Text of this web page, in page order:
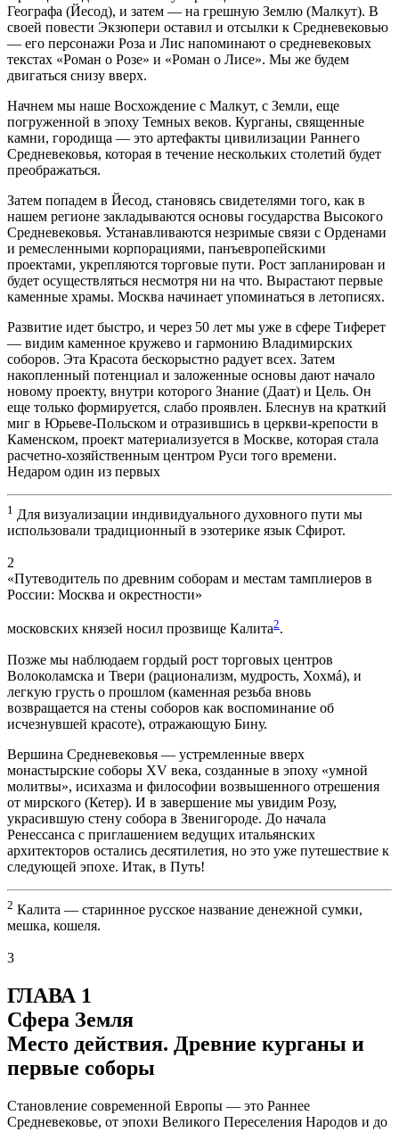
Географа (Йесод), и затем — на грешную Землю (Малкут). В
своей повести Экзюпери оставил и отсылки к Средневековью
— его персонажи Роза и Лис напоминают о средневековых
текстах «Роман о Розе» и «Роман о Лисе». Мы же будем
двигаться снизу вверх.
Начнем мы наше Восхождение с Малкут, с Земли, еще
погруженной в эпоху Темных веков. Курганы, священные
камни, городища — это артефакты цивилизации Раннего
Средневековья, которая в течение нескольких столетий будет
преображаться.
Затем попадем в Йесод, становясь свидетелями того, как в
нашем регионе закладываются основы государства Высокого
Средневековья. Устанавливаются незримые связи с Орденами
и ремесленными корпорациями, панъевропейскими
проектами, укрепляются торговые пути. Рост запланирован и
будет осуществляться несмотря ни на что. Вырастают первые
каменные храмы. Москва начинает упоминаться в летописях.
Развитие идет быстро, и через 50 лет мы уже в сфере Тиферет
— видим каменное кружево и гармонию Владимирских
соборов. Эта Красота бескорыстно радует всех. Затем
накопленный потенциал и заложенные основы дают начало
новому проекту, внутри которого Знание (Даат) и Цель. Он
еще только формируется, слабо проявлен. Блеснув на краткий
миг в Юрьеве-Польском и отразившись в церкви-крепости в
Каменском, проект материализуется в Москве, которая стала
расчетно-хозяйственным центром Руси того времени.
Недаром один из первых
1 Для визуализации индивидуального духовного пути мы
использовали традиционный в эзотерике язык Сфирот.
2
«Путеводитель по древним соборам и местам тамплиеров в
России: Москва и окрестности»
московских князей носил прозвище Калита2.
Позже мы наблюдаем гордый рост торговых центров
Волоколамска и Твери (рационализм, мудрость, Хохмá), и
легкую грусть о прошлом (каменная резьба вновь
возвращается на стены соборов как воспоминание об
исчезнувшей красоте), отражающую Бину.
Вершина Средневековья — устремленные вверх
монастырские соборы XV века, созданные в эпоху «умной
молитвы», исихазма и философии возвышенного отрешения
от мирского (Кетер). И в завершение мы увидим Розу,
украсившую стену собора в Звенигороде. До начала
Ренессанса с приглашением ведущих итальянских
архитекторов остались десятилетия, но это уже путешествие к
следующей эпохе. Итак, в Путь!
2 Калита — старинное русское название денежной сумки,
мешка, кошеля.
3
ГЛАВА 1
Сфера Земля
Место действия. Древние курганы и
первые соборы
Становление современной Европы — это Раннее
Средневековье, от эпохи Великого Переселения Народов и до